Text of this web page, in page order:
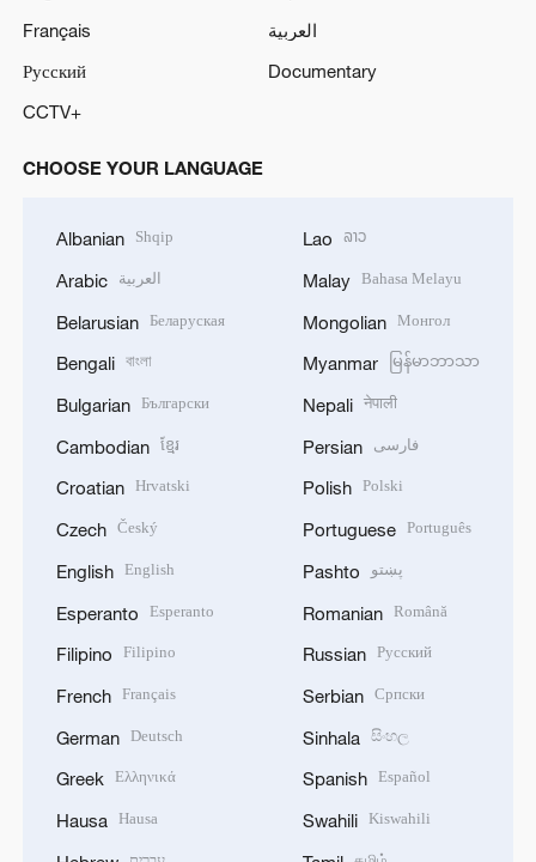
Français
العربية
Русский
Documentary
CCTV+
CHOOSE YOUR LANGUAGE
Albanian Shqip
Arabic العربية
Belarusian Беларуская
Bengali বাংলা
Bulgarian Български
Cambodian ខ្មែរ
Croatian Hrvatski
Czech Český
English English
Esperanto Esperanto
Filipino Filipino
French Français
German Deutsch
Greek Ελληνικά
Hausa Hausa
Lao ລາວ
Malay Bahasa Melayu
Mongolian Монгол
Myanmar မြန်မာဘာသာ
Nepali नेपाली
Persian فارسی
Polish Polski
Portuguese Português
Pashto پښتو
Romanian Română
Russian Русский
Serbian Српски
Sinhala සිංහල
Spanish Español
Swahili Kiswahili